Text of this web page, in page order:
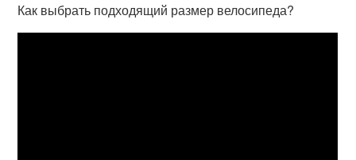
Как выбрать подходящий размер велосипеда?